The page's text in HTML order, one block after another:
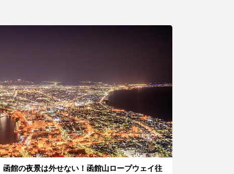
函館の夜景は外せない！函館山ロープウェイ往